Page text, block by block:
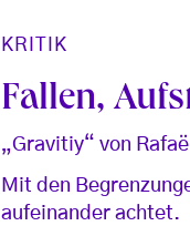
KRITIK
Fallen,
„Gravitiy“ von
Mit den
aufeinander achtet.